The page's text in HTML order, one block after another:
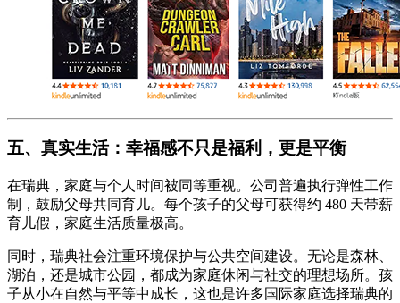
五、真实生活：幸福感不只是福利，更是平衡
在瑞典，家庭与个人时间被同等重视。公司普遍执行弹性工作
制，鼓励父母共同育儿。每个孩子的父母可获得约 480 天带薪
育儿假，家庭生活质量极高。
同时，瑞典社会注重环境保护与公共空间建设。无论是森林、
湖泊，还是城市公园，都成为家庭休闲与社交的理想场所。孩
子从小在自然与平等中成长，这也是许多国际家庭选择瑞典的